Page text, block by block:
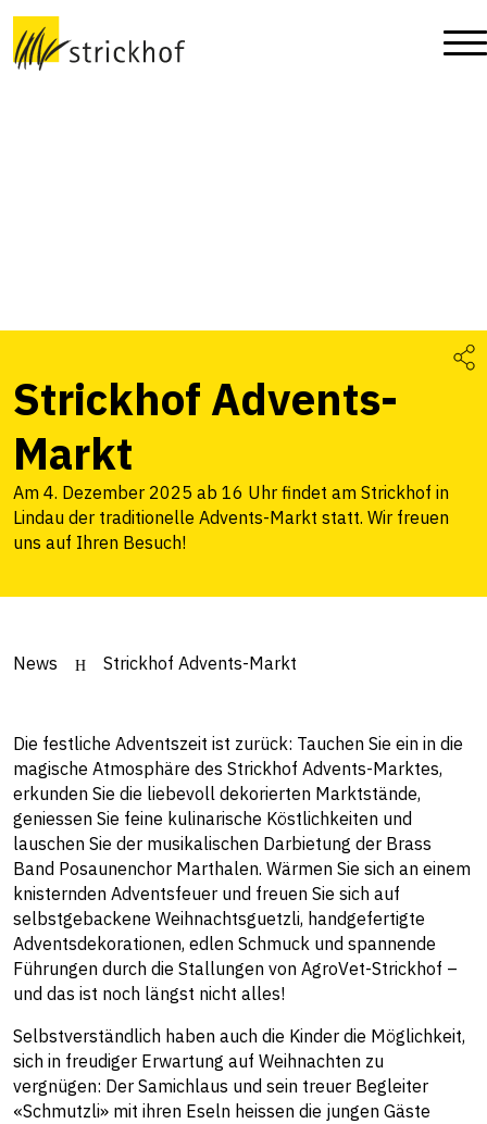
Strickhof Advents-
Markt
Am 4. Dezember 2025 ab 16 Uhr findet am Strickhof in
Lindau der traditionelle Advents-Markt statt. Wir freuen
uns auf Ihren Besuch!
News Strickhof Advents-Markt
Die festliche Adventszeit ist zurück: Tauchen Sie ein in die
magische Atmosphäre des Strickhof Advents-Marktes,
erkunden Sie die liebevoll dekorierten Marktstände,
geniessen Sie feine kulinarische Köstlichkeiten und
lauschen Sie der musikalischen Darbietung der Brass
Band Posaunenchor Marthalen. Wärmen Sie sich an einem
knisternden Adventsfeuer und freuen Sie sich auf
selbstgebackene Weihnachtsguetzli, handgefertigte
Adventsdekorationen, edlen Schmuck und spannende
Führungen durch die Stallungen von AgroVet-Strickhof –
und das ist noch längst nicht alles!
Selbstverständlich haben auch die Kinder die Möglichkeit,
sich in freudiger Erwartung auf Weihnachten zu
vergnügen: Der Samichlaus und sein treuer Begleiter
«Schmutzli» mit ihren Eseln heissen die jungen Gäste